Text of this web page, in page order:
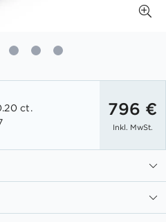
ct.
796 €
Inkl. MwSt.